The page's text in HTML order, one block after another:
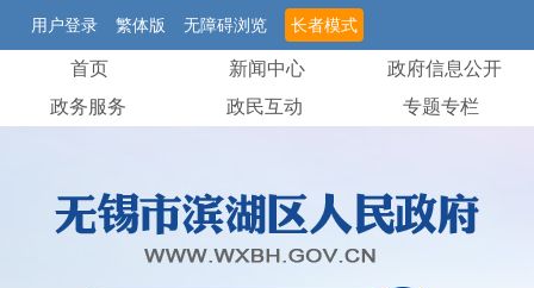
用户登录 繁体版 无障碍浏览 长者模式
首页 新闻中心
政府信息公开
政务服务
政民互动 专题专栏